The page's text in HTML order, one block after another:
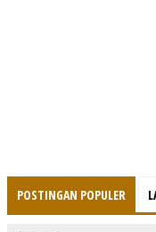
POSTINGAN POPULER